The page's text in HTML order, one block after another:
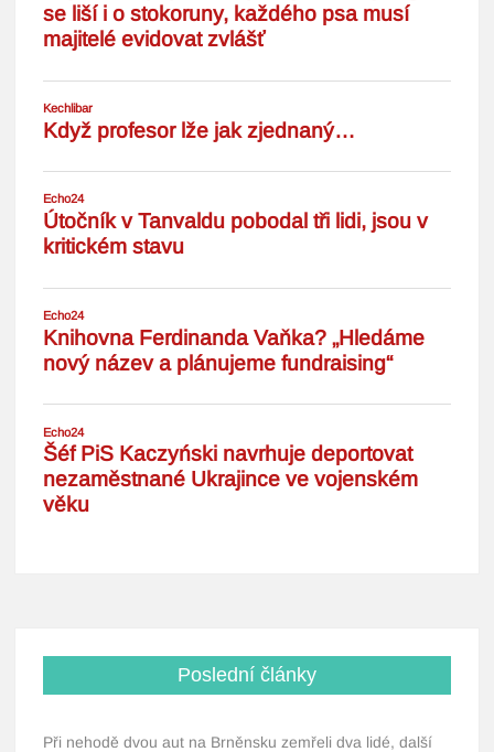
Poslední články
Při nehodě dvou aut na Brněnsku zemřeli dva lidé, další